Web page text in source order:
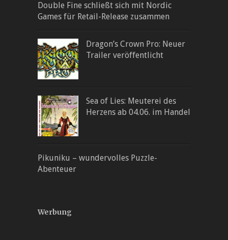
Double Fine schließt sich mit Nordic
Games für Retail-Release zusammen
Dragon’s Crown Pro: Neuer
Trailer veröffentlicht
Sea of Lies: Meuterei des
Herzens ab 04.06. im Handel
Pikuniku – wundervolles Puzzle-
Abenteuer
Werbung